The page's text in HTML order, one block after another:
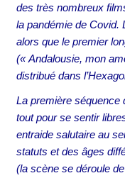
des très nombreux
la pandémie de Covid.
alors que le premier
(« Andalousie, mon
distribué dans
La première séquence
tout pour se sentir
entraide salutaire au
statuts et des âges
(la scène se déroule